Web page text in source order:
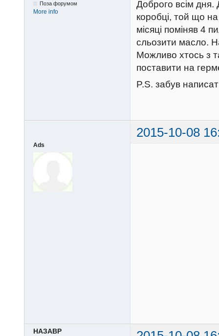
Поза форумом
More info
Доброго всім
коробці, той що
місяці поміняв 4
сльозити масло.
Можливо хтось з
поставити на
P.S. забув
2015-10-08
Ads
НАЗАВР